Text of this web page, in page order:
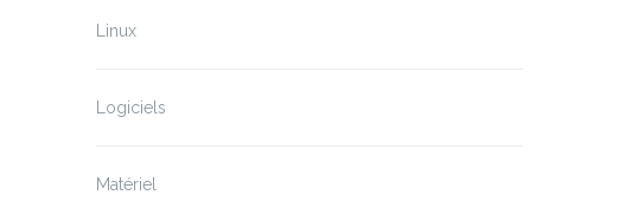
Linux
Logiciels
Matériel